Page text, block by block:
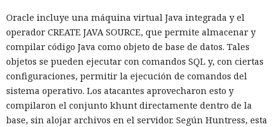
La mejora de rendimiento también afectó a la ejecución del
código. El paso a TypeScript versión 7, reescrito en Go, según
la estimación del equipo de Next.js acelera el
funcionamiento aproximadamente diez veces. En el
servidor, renunciar a la conversión de los web streams a
favor de los streams nativos de Node.js en toda la capa de
renderizado permite procesar un 22% más de solicitudes
sin cambiar el código de las aplicaciones.
Oracle incluye una máquina virtual Java integrada y el
operador CREATE JAVA SOURCE, que permite almacenar y
compilar código Java como objeto de base de datos. Tales
objetos se pueden ejecutar con comandos SQL y, con ciertas
configuraciones, permitir la ejecución de comandos del
sistema operativo. Los atacantes aprovecharon esto y
compilaron el conjunto khunt directamente dentro de la
base, sin alojar archivos en el servidor. Según Huntress, esta